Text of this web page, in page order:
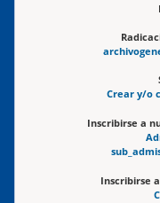
Crear y/o
Inscribirse a
Inscribirse